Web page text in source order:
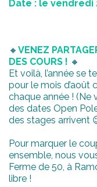
Date : le vendredi
🔸 VENEZ
DES COURS ! 🔸
Et voilà, l’année se
pour le mois d’août
chaque année ! (Ne
des dates Open
des stages arrivent
Pour marquer le
ensemble, nous
Ferme de 50, à
libre !